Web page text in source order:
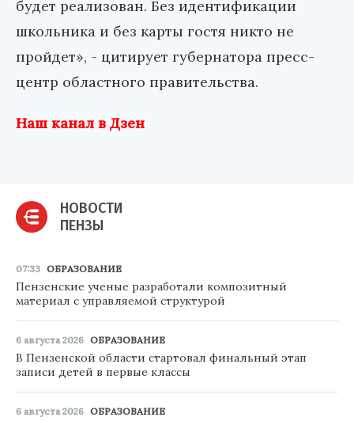
будет реализован. Без идентификации
школьника и без карты гостя никто не
пройдет», - цитирует губернатора пресс-
центр областного правительства.
Наш канал в Дзен
НОВОСТИ
ПЕНЗЫ
07:33 ОБРАЗОВАНИЕ
Пензенские ученые разработали композитный
материал с управляемой структурой
6 августа 2026 ОБРАЗОВАНИЕ
В Пензенской области стартовал финальный этап
записи детей в первые классы
6 августа 2026 ОБРАЗОВАНИЕ